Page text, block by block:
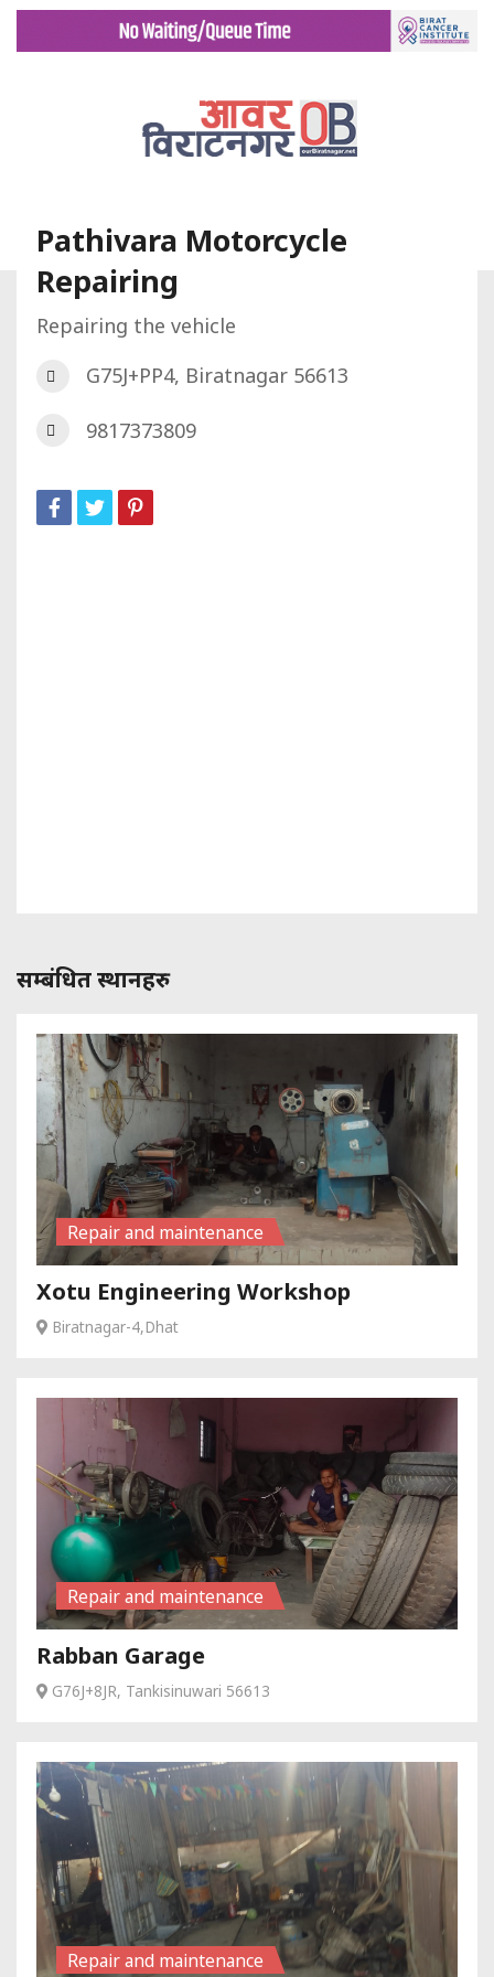
गृह पृष्ट डिरेक्टरी Pathivara Motorcycle Repairing
Pathivara Motorcycle
Repairing
Repairing the vehicle
G75J+PP4, Biratnagar 56613
9817373809
सम्बंधित स्थानहरु
Repair and maintenance
Xotu Engineering Workshop
Biratnagar-4,Dhat
Repair and maintenance
Rabban Garage
G76J+8JR, Tankisinuwari 56613
Repair and maintenance